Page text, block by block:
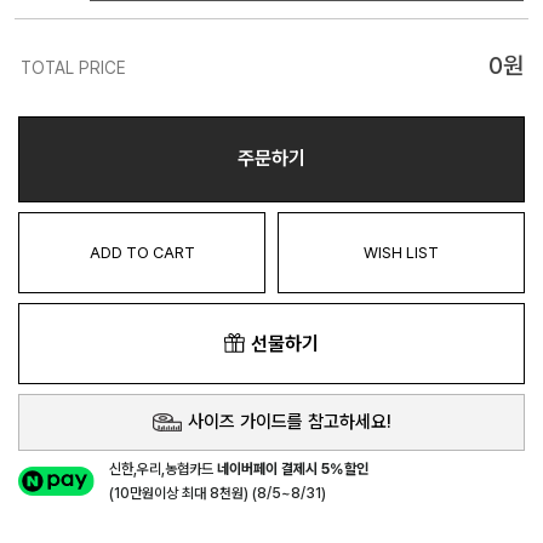
TOTAL PRICE 0원
주문하기
ADD TO CART WISH LIST
선물하기
사이즈 가이드를 참고하세요!
신한,우리,농협카드네이버페이 결제시 5%할인
(10만원이상 최대 8천원) (8/5~8/31)